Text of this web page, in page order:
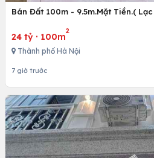
Bán Đất 100m - 9.5m.Mặt Tiền.(
24 tỷ · 100m
2
Thành phố Hà Nội
7 giờ trước